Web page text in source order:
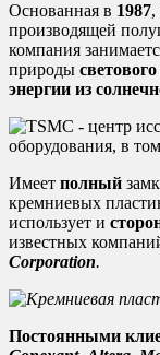
Основанная в 1987,
производящей
компания
природы
энергии из
Имеет полный
кремниевых
использует и
известных
Corporation.
Постоянными